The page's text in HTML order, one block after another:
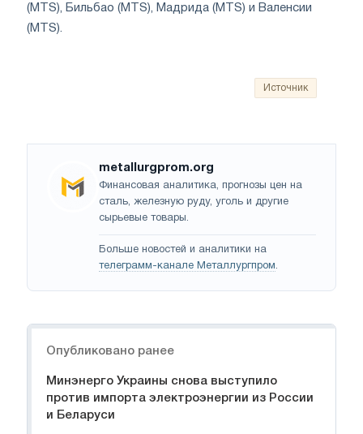
(MTS), Бильбао (MTS), Мадрида (MTS) и Валенсии
(MTS).
Источник
metallurgprom.org
Финансовая аналитика, прогнозы цен на
сталь, железную руду, уголь и другие
сырьевые товары.
Больше новостей и аналитики на
телеграмм-канале Металлургпром.
Опубликовано ранее
Минэнерго Украины снова выступило
против импорта электроэнергии из России
и Беларуси